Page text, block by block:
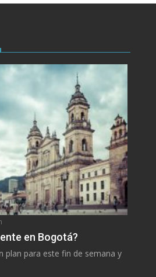
en Bogotá?
plan para este fin de semana y